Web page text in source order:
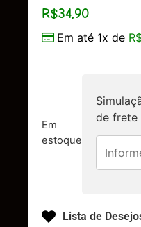
R$34,90
Em até 1x de
Em
estoque
de frete
Lista de